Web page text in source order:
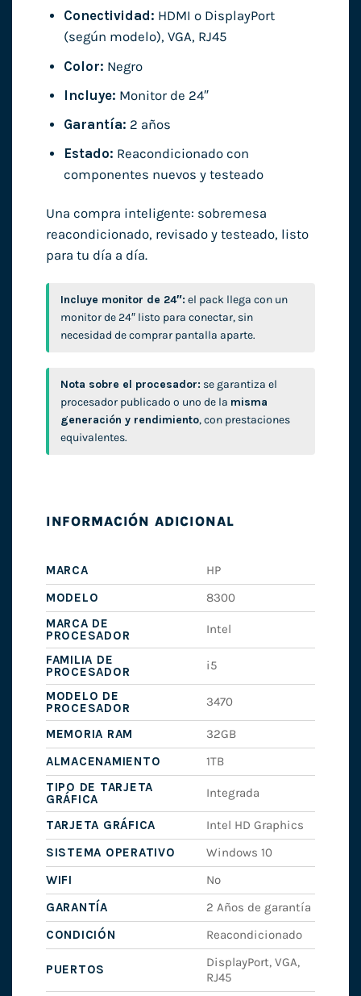
Conectividad: HDMI o DisplayPort
(según modelo), VGA, RJ45
Color: Negro
Incluye: Monitor de 24″
Garantía: 2 años
Estado: Reacondicionado con
componentes nuevos y testeado
Una compra inteligente: sobremesa
reacondicionado, revisado y testeado, listo
para tu día a día.
Incluye monitor de 24″: el pack llega con un
monitor de 24″ listo para conectar, sin
necesidad de comprar pantalla aparte.
Nota sobre el procesador: se garantiza el
procesador publicado o uno de la misma
generación y rendimiento, con prestaciones
equivalentes.
INFORMACIÓN ADICIONAL
MARCA
HP
MODELO
8300
MARCA DE
PROCESADOR
Intel
FAMILIA DE
PROCESADOR
i5
MODELO DE
PROCESADOR
3470
MEMORIA RAM
32GB
ALMACENAMIENTO
1TB
TIPO DE TARJETA
GRÁFICA
Integrada
TARJETA GRÁFICA
Intel HD Graphics
SISTEMA OPERATIVO
Windows 10
WIFI
No
GARANTÍA
2 Años de garantía
CONDICIÓN
Reacondicionado
PUERTOS
DisplayPort, VGA,
RJ45